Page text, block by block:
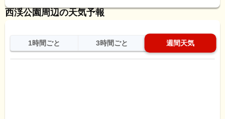
西渓公園周辺の天気予報
1時間ごと 3時間ごと 週間天気